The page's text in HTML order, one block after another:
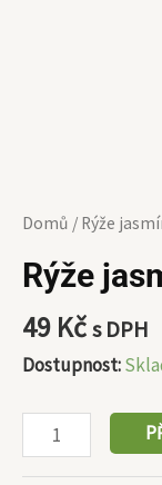
Domů / Rýže
Rýže
49 Kčs DPH
Dostupnost: